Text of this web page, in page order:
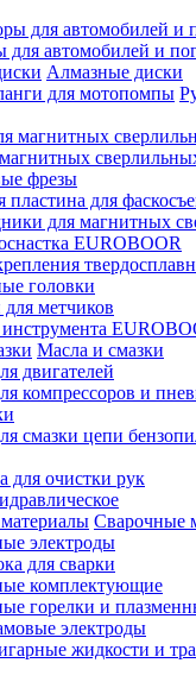
для автомобилей и
Алмазные диски
фрезы
пластина для
для магнитных
EUROBOOR
головки
метчиков
Масла и смазки
двигателей
компрессоров и
смазки цепи
для очистки рук
Сварочные
электроды
для сварки
комплектующие
горелки и
электроды
жидкости и